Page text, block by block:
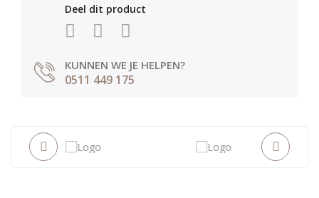
Deel dit product
KUNNEN WE JE HELPEN?
0511 449 175